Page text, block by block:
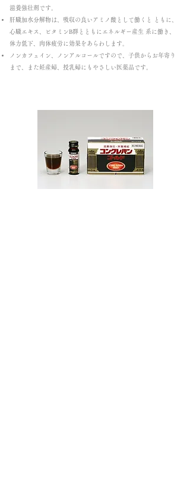
滋養強壮剤です。
肝臓加水分解物は、吸収の良いアミノ酸として働くと ともに、
心臓エキス、ビタミンB群とともにエネルギー産生 系に働き、
体力低下、肉体疲労に効果をあらわします。
ノンカフェイン、ノンアルコールですので、子供からお年寄り
まで、また妊産婦、授乳婦にもやさしい医薬品です。